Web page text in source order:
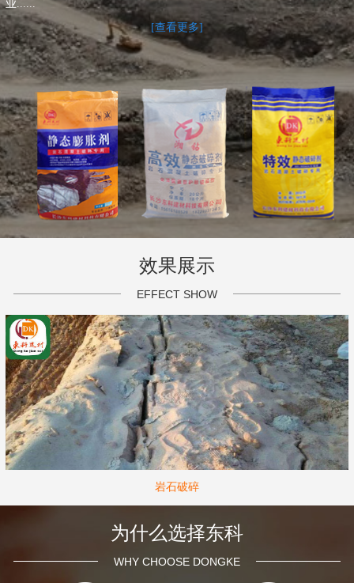
业......
[查看更多]
效果展示
EFFECT SHOW
岩石破碎
为什么选择东科
WHY CHOOSE DONGKE